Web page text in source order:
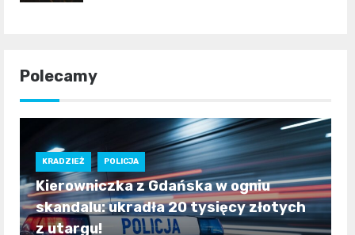
Polecamy
KRADZIEŻ POLICJA
Kierowniczka z Gdańska w ogniu
skandalu: ukradła 20 tysięcy złotych
z utargu!